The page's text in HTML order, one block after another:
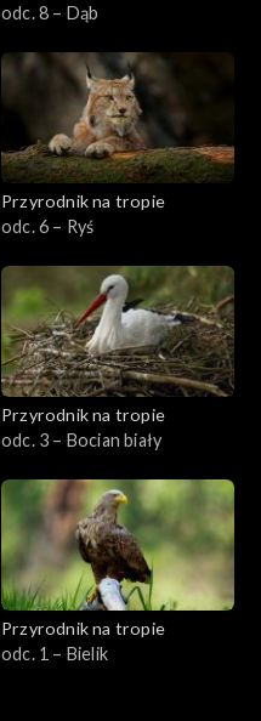
odc. 8 – Dąb
Przyrodnik na tropie
odc. 6 – Ryś
Przyrodnik na tropie
odc. 3 – Bocian biały
Przyrodnik na tropie
odc. 1 – Bielik